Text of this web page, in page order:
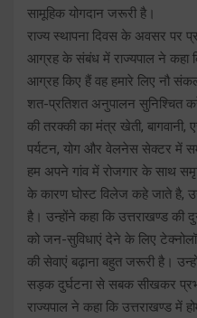
सामूहिक योगदान जरूरी है।
राज्य स्थापना दिवस के अवसर पर
आग्रह के संबंध में राज्यपाल ने कहा
आग्रह किए हैं वह हमारे लिए नौ
शत-प्रतिशत अनुपालन सुनिश्चित
की तरक्की का मंत्र खेती, बागवानी,
पर्यटन, योग और वेलनेस सेक्टर में
हम अपने गांव में रोजगार के साथ
के कारण घोस्ट विलेज कहे जाते है,
है। उन्होंने कहा कि उत्तराखण्ड की
को जन-सुविधाएं देने के लिए
की सेवाएं बढ़ाना बहुत जरूरी है।
सड़क दुर्घटना से सबक सीखकर
राज्यपाल ने कहा कि उत्तराखण्ड में